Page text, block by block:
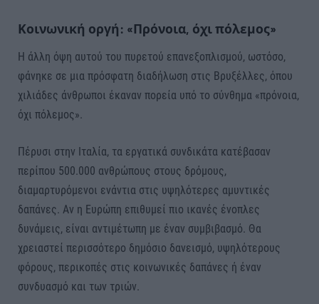
Κοινωνική οργή: «Πρόνοια, όχι πόλεμος»
Η άλλη όψη αυτού του πυρετού επανεξοπλισμού, ωστόσο,
φάνηκε σε μια πρόσφατη διαδήλωση στις Βρυξέλλες, όπου
χιλιάδες άνθρωποι έκαναν πορεία υπό το σύνθημα «πρόνοια,
όχι πόλεμος».
Πέρυσι στην Ιταλία, τα εργατικά συνδικάτα κατέβασαν
περίπου 500.000 ανθρώπους στους δρόμους,
διαμαρτυρόμενοι ενάντια στις υψηλότερες αμυντικές
δαπάνες. Αν η Ευρώπη επιθυμεί πιο ικανές ένοπλες
δυνάμεις, είναι αντιμέτωπη με έναν συμβιβασμό. Θα
χρειαστεί περισσότερο δημόσιο δανεισμό, υψηλότερους
φόρους, περικοπές στις κοινωνικές δαπάνες ή έναν
συνδυασμό και των τριών.